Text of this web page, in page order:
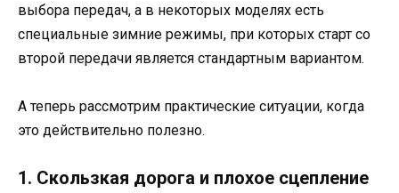
выбора передач, а в некоторых моделях есть
специальные зимние режимы, при которых старт со
второй передачи является стандартным вариантом.
А теперь рассмотрим практические ситуации, когда
это действительно полезно.
1. Скользкая дорога и плохое сцепление